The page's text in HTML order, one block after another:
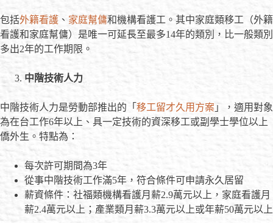
包括外籍看護 、 家庭幫傭和機構看護工。其中家庭類移工（外籍
看護和家庭幫傭）是唯一可延長至最多14年的類別，比一般類別
多出2年的工作期限。
中階技術人力
中階技術人力是勞動部推出的「 移工留才久用方案 」，適用對象
為在台工作6年以上、具一定技術的資深移工或副學士學位以上
僑外生。特點為：
每次許可期間為3年
從事中階技術工作滿5年，符合條件可申請永久居留
薪資條件：社福類機構看護月薪2.9萬元以上，家庭看護月
薪2.4萬元以上；產業類月薪3.3萬元以上或年薪50萬元以上